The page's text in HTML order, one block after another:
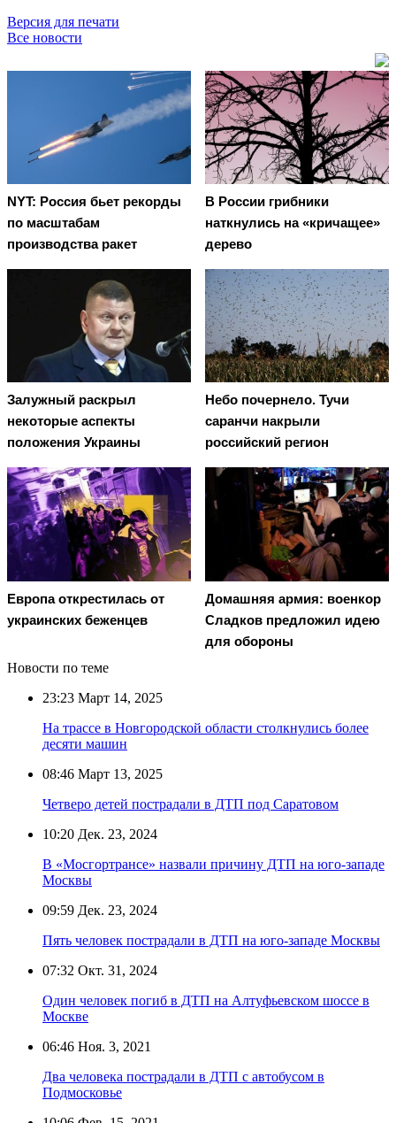
Версия для печати
Все новости
NYT: Россия бьет рекорды
по масштабам
производства ракет
В России грибники
наткнулись на «кричащее»
дерево
Залужный раскрыл
некоторые аспекты
положения Украины
Небо почернело. Тучи
саранчи накрыли
российский регион
Европа открестилась от
украинских беженцев
Домашняя армия: военкор
Сладков предложил идею
для обороны
Новости по теме
23:23 Март 14, 2025
На трассе в Новгородской области столкнулись более
десяти машин
08:46 Март 13, 2025
Четверо детей пострадали в ДТП под Саратовом
10:20 Дек. 23, 2024
В «Мосгортрансе» назвали причину ДТП на юго-западе
Москвы
09:59 Дек. 23, 2024
Пять человек пострадали в ДТП на юго-западе Москвы
07:32 Окт. 31, 2024
Один человек погиб в ДТП на Алтуфьевском шоссе в
Москве
06:46 Ноя. 3, 2021
Два человека пострадали в ДТП с автобусом в
Подмосковье